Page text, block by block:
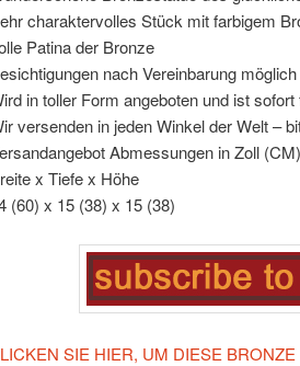
charaktervolles Stück mit farbigem
Patina der Bronze
nach Vereinbarung möglich
in toller Form angeboten und ist
versenden in jeden Winkel der Welt –
Abmessungen in Zoll
x Tiefe x Höhe
(60) x 15 (38) x 15 (38)
SIE HIER, UM DIESE